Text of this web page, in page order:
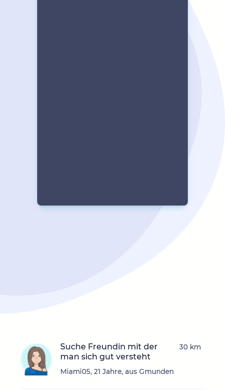
Suche Freundin mit der
man sich gut versteht
Miami05, 21 Jahre, aus Gmunden
30 km